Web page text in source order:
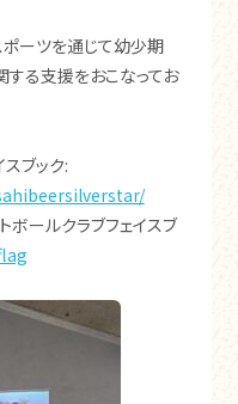
ーツを通じて幼少期
する支援をおこなってお
ブック:
ボールクラブフェイスブ